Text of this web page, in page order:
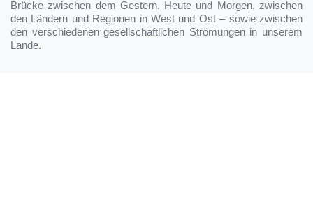
Brücke zwischen dem Gestern, Heute und Morgen, zwischen
den Ländern und Regionen in West und Ost – sowie zwischen
den verschiedenen gesellschaftlichen Strömungen in unserem
Lande.